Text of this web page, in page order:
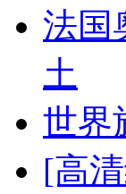
法国
土
世界
[高